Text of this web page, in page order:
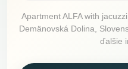
Apartment ALFA with
Demänovská Dolina,
ďalšie